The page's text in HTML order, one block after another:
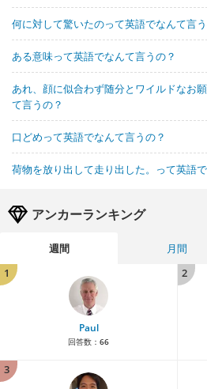
何に対して驚いたのって英語でなんて言
ある意味って英語でなんて言うの？
あれ、顔に似合わず随分とワイルドなお
て言うの？
口どめって英語でなんて言うの？
荷物を放り出して走り出した。って英語
アンカーランキング
週間 月間
1
Paul
回答数： 66
2
3